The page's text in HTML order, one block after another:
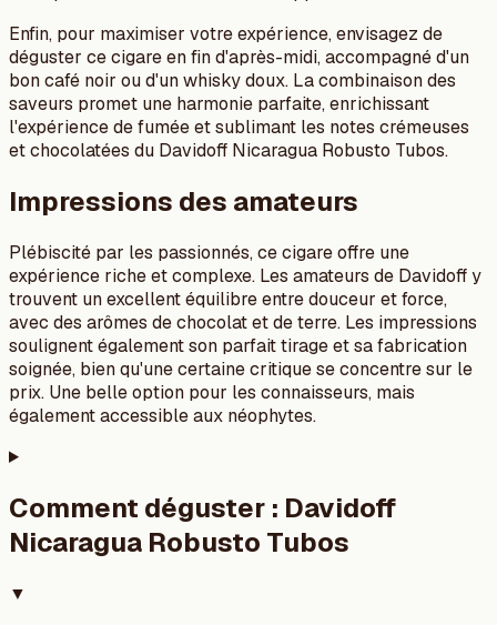
Enfin, pour maximiser votre expérience, envisagez de
déguster ce cigare en fin d'après-midi, accompagné d'un
bon café noir ou d'un whisky doux. La combinaison des
saveurs promet une harmonie parfaite, enrichissant
l'expérience de fumée et sublimant les notes crémeuses
et chocolatées du Davidoff Nicaragua Robusto Tubos.
Impressions des amateurs
Plébiscité par les passionnés, ce cigare offre une
expérience riche et complexe. Les amateurs de Davidoff y
trouvent un excellent équilibre entre douceur et force,
avec des arômes de chocolat et de terre. Les impressions
soulignent également son parfait tirage et sa fabrication
soignée, bien qu'une certaine critique se concentre sur le
prix. Une belle option pour les connaisseurs, mais
également accessible aux néophytes.
Comment déguster : Davidoff
Nicaragua Robusto Tubos
▼